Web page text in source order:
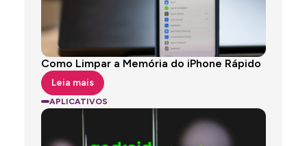
Como Limpar a Memória do iPhone Rápido
Leia mais
APLICATIVOS